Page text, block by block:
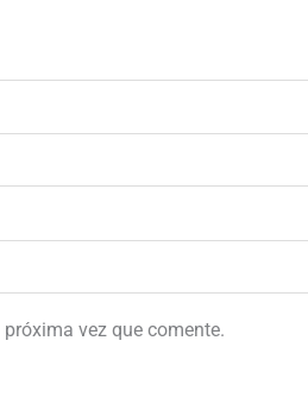
vez que comente.